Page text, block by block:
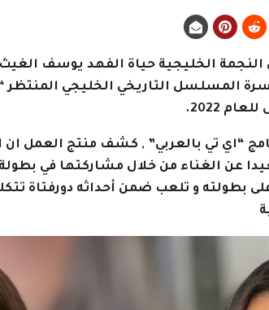
النجمة الخليجية حياة الفهد يوسف
أسرة المسلسل التاريخي الخليجي
2022.
“اي تي بالعربي” , كشف منتج العمل ان
بعيدا عن الغناء من خلال مشاركتها في
بطولته و تلعب ضمن أحداثه دورفتاة